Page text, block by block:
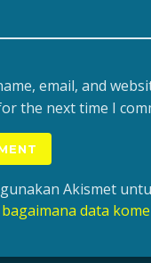
email, and
the next time I
Akismet
data